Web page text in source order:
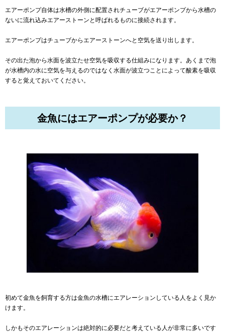
エアーポンプ自体は水槽の外側に配置されチューブがエアーポンプから水槽の
ないに流れ込みエアーストーンと呼ばれるものに接続されます。
エアーポンプはチューブからエアーストーンへと空気を送り出します。
その出た泡から水面を波立たせ空気を吸収する仕組みになります。あくまで泡
が水槽内の水に空気を与えるのではなく水面が波立つことによって酸素を吸収
すると覚えておいてください。
金魚にはエアーポンプが必要か？
初めて金魚を飼育する方は金魚の水槽にエアレーションしている人をよく見か
けます。
しかもそのエアレーションは絶対的に必要だと考えている人が非常に多いです